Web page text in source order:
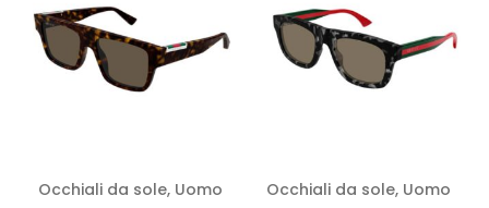
Occhiali da sole, Uomo
Occhiali da sole, Uomo